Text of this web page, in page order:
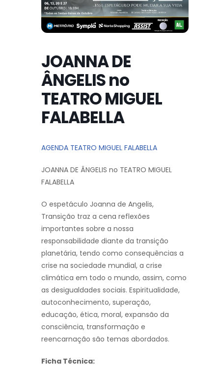
JOANNA DE
ÂNGELIS no
TEATRO MIGUEL
FALABELLA
AGENDA TEATRO MIGUEL FALABELLA
JOANNA DE ÂNGELIS no TEATRO MIGUEL
FALABELLA
O espetáculo Joanna de Angelis,
Transição traz a cena reflexões
importantes sobre a nossa
responsabilidade diante da transição
planetária, tendo como consequências a
crise na sociedade mundial, a crise
climática em todo o mundo, assim, como
as desigualdades sociais. Espiritualidade,
autoconhecimento, superação,
educação, ética, moral, expansão da
consciência, transformação e
reencarnação são temas abordados.
Ficha Técnica: